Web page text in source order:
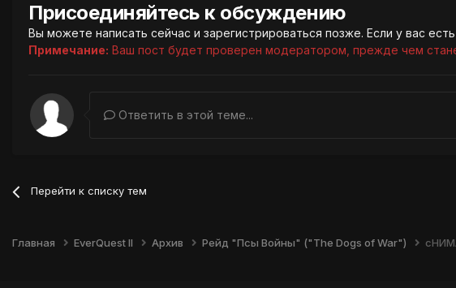
Присоединяйтесь к обсуждению
Вы можете написать сейчас и зарегистрироваться позже. Если у вас есть
Примечание: Ваш пост будет проверен модератором, прежде чем
Ответить в этой теме...
Перейти к списку тем
Главная EverQuest II Архив Рейд "Псы Войны" ("The Dogs of War")